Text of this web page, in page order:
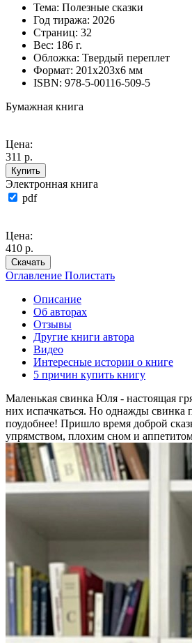
Тема: Полезные сказки
Год тиража: 2026
Страниц: 32
Вес: 186 г.
Обложка: Твердый переплет
Формат: 201х203х6 мм
ISBN: 978-5-00116-509-5
Бумажная книга
Цена:
311 р.
Купить
Электронная книга
pdf
Цена:
410 р.
Скачать
Оглавление Полистать
Описание
Об авторах
Отзывы
Другие книги автора
Видео
Интересные истории о книге
5 причин купить книгу
Маленькая свинка Юля - настоящая
них испачкаться. Но однажды свинка
поудобнее! Пришло время доброй
упрямством, плохим сном и